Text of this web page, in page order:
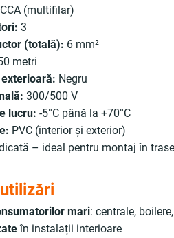
CCA (multifilar)
3
(totală): 6 mm²
metri
Negru
300/500 V
lucru: -5°C până la +70°C
PVC (interior și exterior)
– ideal pentru montaj în
mari: centrale,
în instalații interioare